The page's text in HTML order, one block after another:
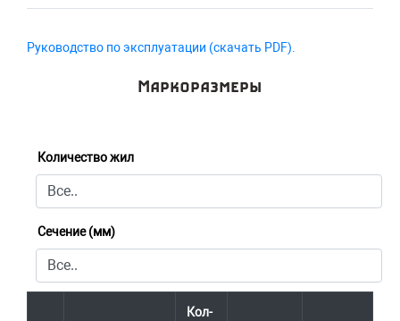
Руководство по эксплуатации (скачать PDF).
Маркоразмеры
Количество жил
Сечение (мм)
Кол-